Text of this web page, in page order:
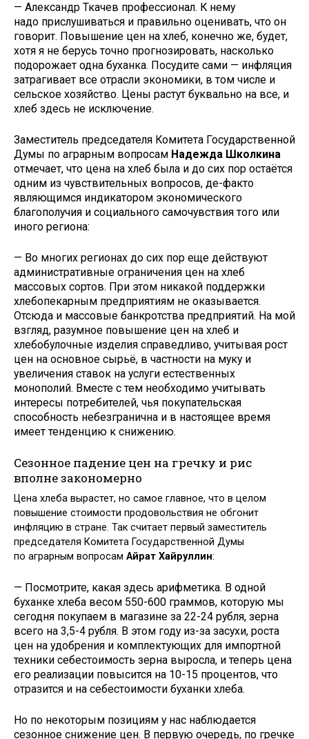
— Александр Ткачев профессионал. К нему
надо прислушиваться и правильно оценивать, что он
говорит. Повышение цен на хлеб, конечно же, будет,
хотя я не берусь точно прогнозировать, насколько
подорожает одна буханка. Посудите сами — инфляция
затрагивает все отрасли экономики, в том числе и
сельское хозяйство. Цены растут буквально на все, и
хлеб здесь не исключение.
Заместитель председателя Комитета Государственной
Думы по аграрным вопросам Надежда Школкина
отмечает, что цена на хлеб была и до сих пор остаётся
одним из чувствительных вопросов, де-факто
являющимся индикатором экономического
благополучия и социального самочувствия того или
иного региона:
— Во многих регионах до сих пор еще действуют
административные ограничения цен на хлеб
массовых сортов. При этом никакой поддержки
хлебопекарным предприятиям не оказывается.
Отсюда и массовые банкротства предприятий. На мой
взгляд, разумное повышение цен на хлеб и
хлебобулочные изделия справедливо, учитывая рост
цен на основное сырьё, в частности на муку и
увеличения ставок на услуги естественных
монополий. Вместе с тем необходимо учитывать
интересы потребителей, чья покупательская
способность небезгранична и в настоящее время
имеет тенденцию к снижению.
Сезонное падение цен на гречку и рис
вполне закономерно
Цена хлеба вырастет, но самое главное, что в целом
повышение стоимости продовольствия не обгонит
инфляцию в стране. Так считает первый заместитель
председателя Комитета Государственной Думы
по аграрным вопросам Айрат Хайруллин:
— Посмотрите, какая здесь арифметика. В одной
буханке хлеба весом 550-600 граммов, которую мы
сегодня покупаем в магазине за 22-24 рубля, зерна
всего на 3,5-4 рубля. В этом году из-за засухи, роста
цен на удобрения и комплектующих для импортной
техники себестоимость зерна выросла, и теперь цена
его реализации повысится на 10-15 процентов, что
отразится и на себестоимости буханки хлеба.
Но по некоторым позициям у нас наблюдается
сезонное снижение цен. В первую очередь, по гречке